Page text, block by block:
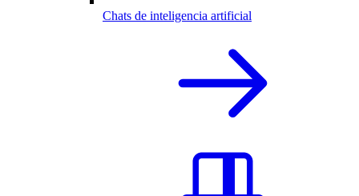
Chats de inteligencia artificial